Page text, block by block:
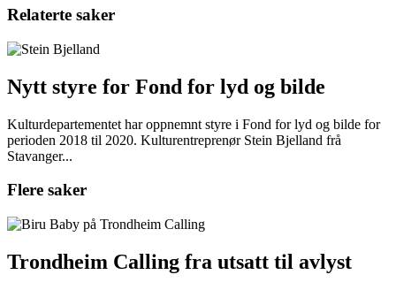
Relaterte saker
Nytt styre for Fond for lyd og bilde
Kulturdepartementet har oppnemnt styre i Fond for lyd og bilde for
perioden 2018 til 2020. Kulturentreprenør Stein Bjelland frå
Stavanger...
Flere saker
Trondheim Calling fra utsatt til avlyst